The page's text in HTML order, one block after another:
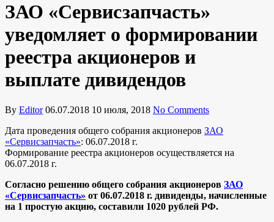
ЗАО «Сервисзапчасть»
уведомляет о формировании
реестра акционеров и
выплате дивидендов
By Editor 06.07.2018 10 июля, 2018 No Comments
Дата проведения общего собрания акционеров ЗАО
«Сервисзапчасть»: 06.07.2018 г.
Формирование реестра акционеров осуществляется на
06.07.2018 г.
Согласно решению общего собрания акционеров ЗАО
«Сервисзапчасть» от 06.07.2018 г. дивиденды, начисленные
на 1 простую акцию, составили 1020 рублей РФ.